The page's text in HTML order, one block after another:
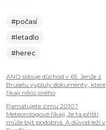
#počasí
#letadlo
#herec
ANO slibuje důchod v 65. Jenže z
Bruselu vypluly dokumenty, které
říkají něco jiného
Pamatujete zimu 2010?
Meteorologové říkají, že ta příští
může být podobná. A důvod leží v